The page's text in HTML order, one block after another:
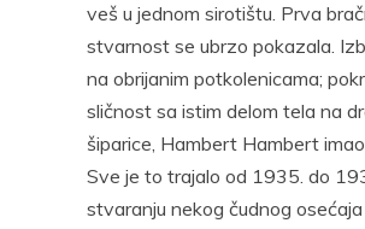
veš u jednom sirotištu. Prva
stvarnost se ubrzo pokazala.
na obrijanim potkolenicama;
sličnost sa istim delom tela na
šiparice, Hambert Hambert
Sve je to trajalo od 1935. do
stvaranju nekog čudnog